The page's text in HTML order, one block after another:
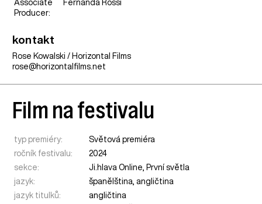
Associate
Producer:
Fernanda Rossi
kontakt
Rose Kowalski / Horizontal Films
rose@horizontalfilms.net
Film na festivalu
typ premiéry:
Světová premiéra
ročník festivalu:
2024
sekce:
Ji.hlava Online, První světla
jazyk:
španělština, angličtina
jazyk titulků:
angličtina